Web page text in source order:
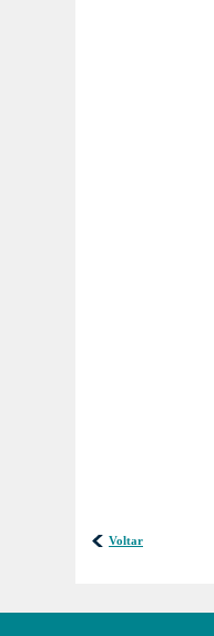
Voltar